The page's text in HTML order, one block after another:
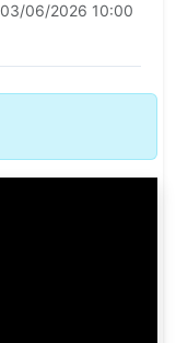
03/06/2026 10:00